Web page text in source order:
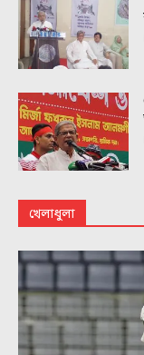
খেলাধুলা